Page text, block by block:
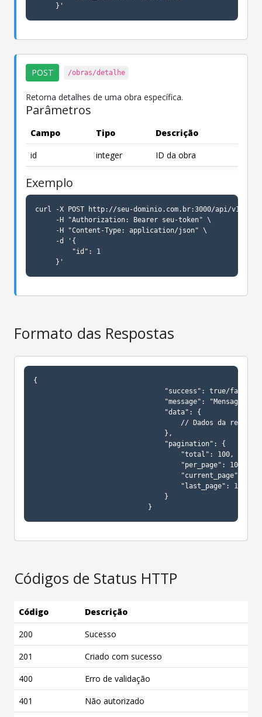
     }'
POST /obras/detalhe
Retorna detalhes de uma obra específica.
Parâmetros
Campo Tipo
Descrição
id
integer ID da obra
Exemplo
curl -X POST http://seu-dominio.com.br:3000/api/v1/
     -H "Authorization: Bearer seu-token" \
     -H "Content-Type: application/json" \
     -d '{
         "id": 1
     }'
Formato das Respostas
{
                                "success": true/false,
"message": "Mensagem
                                "data": {
                                    // Dados da resposta
                                },
                                "pagination": {
                                    "total": 100,
                                    "per_page": 10,
                                    "current_page": 1,
                                    "last_page": 10
                                }
                            }
Códigos de Status HTTP
Código
Descrição
200
Sucesso
201
Criado com sucesso
400
Erro de validação
401
Não autorizado